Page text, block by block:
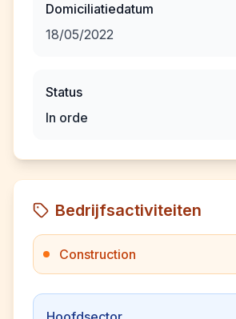
Domiciliatiedatum
18/05/2022
Status
In orde
Bedrijfsactiviteiten
Construction